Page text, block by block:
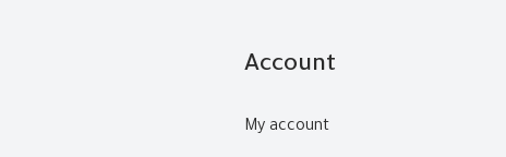
Account
My account